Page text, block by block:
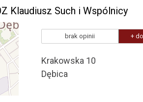
Klaudiusz Such i Wspólnicy
brak opinii +
Krakowska 10
Dębica